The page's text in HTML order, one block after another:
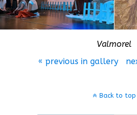
Valmorel
« previous in gallery
Back to top